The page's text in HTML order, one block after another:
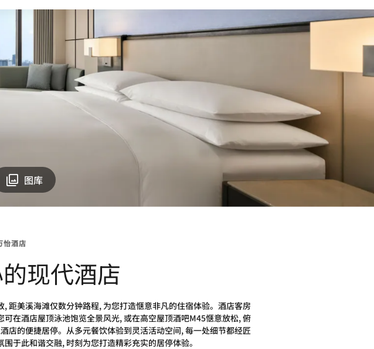
图库
怡酒店
现代酒店
距美溪海滩仅数分钟路程, 为您打造惬意非凡的住宿体验。酒店客房
在酒店屋顶泳池饱览全景风光, 或在高空屋顶酒吧M45惬意放松, 俯
店的便捷居停。从多元餐饮体验到灵活活动空间, 每一处细节都经匠
于此和谐交融, 时刻为您打造精彩充实的居停体验。